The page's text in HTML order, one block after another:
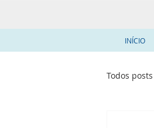
INÍCIO
Todos posts